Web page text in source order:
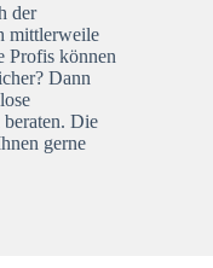
der
mittlerweile
Profis können
Dann
Die
gerne